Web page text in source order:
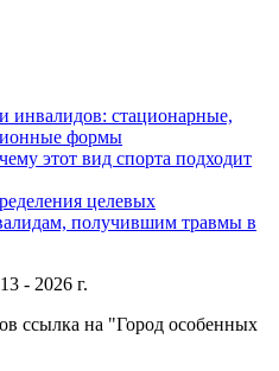
инвалидов: стационарные,
формы
этот вид спорта подходит
целевых
получившим травмы в
- 2026 г.
ссылка на "Город особенных